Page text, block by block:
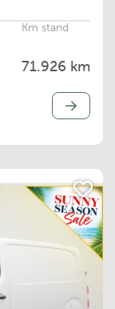
Km stand
71.926 km